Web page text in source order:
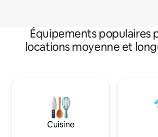
Équipements populaires
locations moyenne et
Cuisine